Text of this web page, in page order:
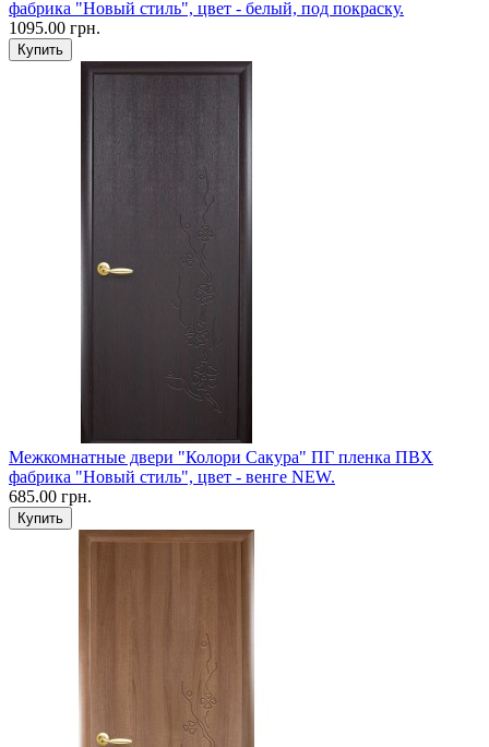
фабрика "Новый стиль", цвет - белый, под покраску.
1095.00 грн.
Межкомнатные двери "Колори Сакура" ПГ пленка ПВХ
фабрика "Новый стиль", цвет - венге NEW.
685.00 грн.